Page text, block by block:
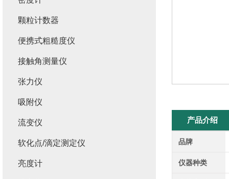
产品介绍
品牌
仪器种类
颗粒计数器
便携式粗糙度仪
接触角测量仪
张力仪
吸附仪
流变仪
软化点/滴定测定仪
亮度计